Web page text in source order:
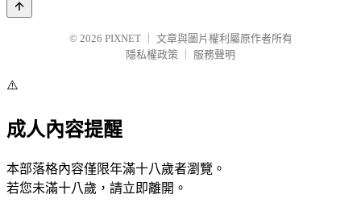
© 2026 PIXNET
文章與圖片權利屬原作者所有
隱私權政策
服務聲明
⚠️
成人內容提醒
本部落格內容僅限年滿十八歲者瀏覽。
若您未滿十八歲，請立即離開。